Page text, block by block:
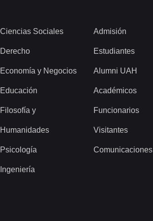
Ciencias Sociales
Derecho
Economía y Negocios
Educación
Filosofía y
Humanidades
Psicología
Ingeniería
Admisión
Estudiantes
Alumni UAH
Académicos
Funcionarios
Visitantes
Comunicaciones